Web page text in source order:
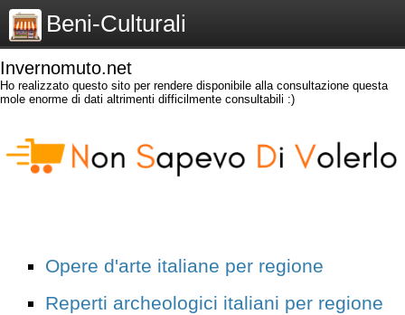
Beni-Culturali
Invernomuto.net
Ho realizzato questo sito per rendere disponibile alla consultazione questa
mole enorme di dati altrimenti difficilmente consultabili :)
Opere d'arte italiane per regione
Reperti archeologici italiani per regione